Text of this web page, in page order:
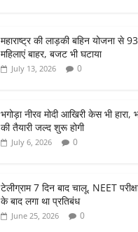
s
A
p
ar
e
महाराष्ट्र की लाड़की बहिन योजना से
महिलाएं बाहर, बजट भी घटाया
July 13, 2026 0
भगोड़ा नीरव मोदी आखिरी केस भी हारा,
की तैयारी जल्द शुरू होगी
July 6, 2026 0
टेलीग्राम 7 दिन बाद चालू, NEET
के बाद लगा था प्रतिबंध
June 25, 2026 0